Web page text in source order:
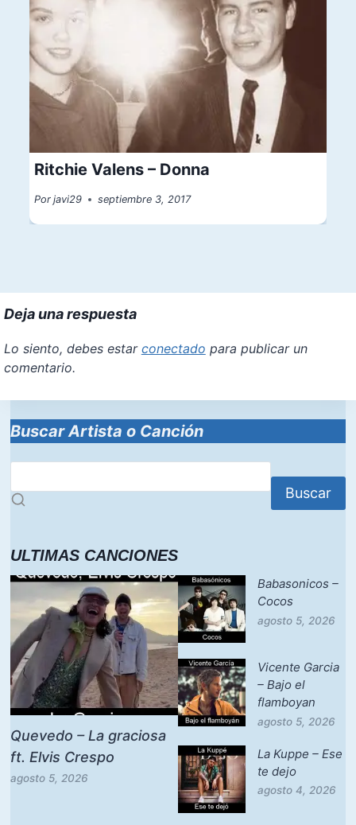
Ritchie Valens – Donna
Por javi29 septiembre 3, 2017
Deja una respuesta
Lo siento, debes estar conectado para publicar un
comentario.
Buscar Artista o Canción
Buscar
ULTIMAS CANCIONES
Quevedo – La graciosa
ft. Elvis Crespo
agosto 5, 2026
Babasonicos –
Cocos
agosto 5, 2026
Vicente Garcia
– Bajo el
flamboyan
agosto 5, 2026
La Kuppe – Ese
te dejo
agosto 4, 2026